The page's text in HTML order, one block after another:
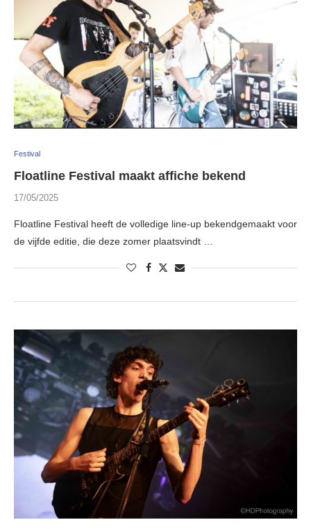
Festival
Floatline Festival maakt affiche bekend
17/05/2025
Floatline Festival heeft de volledige line-up bekendgemaakt voor
de vijfde editie, die deze zomer plaatsvindt …